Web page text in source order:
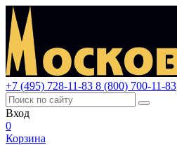
+7 (495) 728-11-83 8 (800) 700-11-83
Вход
0
Корзина